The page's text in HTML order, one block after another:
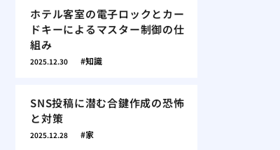
ホテル客室の電子ロックとカー
ドキーによるマスター制御の仕
組み
2025.12.30 知識
SNS投稿に潜む合鍵作成の恐怖
と対策
2025.12.28 家